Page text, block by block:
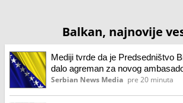
Balkan, najnovije
Mediji tvrde da je Predsedništvo
dalo agreman za novog
Serbian News Media pre 20 minuta